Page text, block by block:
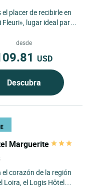
placer de recibirle en
lugar ideal para
Situado...
desde
USD
Descubra
Marguerite
el corazón de la región
Loira, el Logis Hôtel